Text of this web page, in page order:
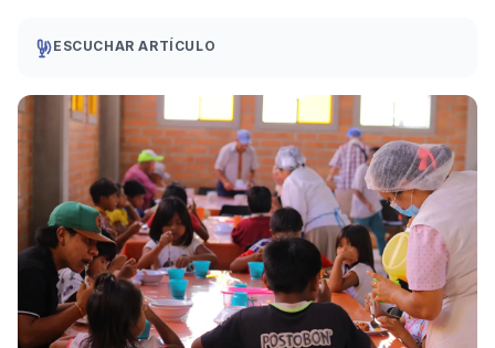
ESCUCHAR ARTÍCULO